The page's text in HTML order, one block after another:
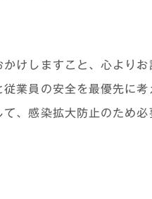
けしますこと、心よりお
業員の安全を最優先に考
、感染拡大防止のため必